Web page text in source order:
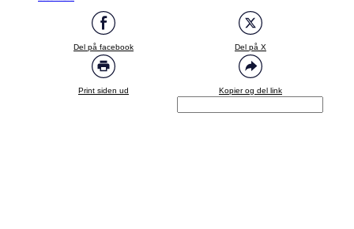
Del på facebook Del på X
Print siden ud Kopier og del link